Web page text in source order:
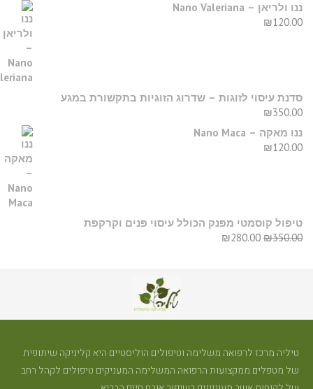
ננו ולריאן – Nano Valeriana
₪120.00
סדנת עיסוי לזוגות – שדרוג הזוגיות בתקשורת במגע
₪350.00
ננו מאקה – Nano Maca
₪120.00
טיפול קוסמטי מפנק הכולל עיסוי פנים וקרקפת
₪350.00
₪280.00
טיליה מרכז לרפואה משלימה וטיפולים הוליסטיים היא קליניקה שיתופית
של מטפלים ממקצועות הרפואה המשלימה המעניקים טיפולים לקהל רחב